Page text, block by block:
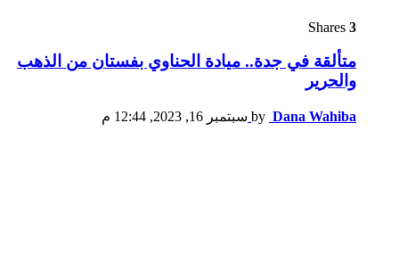
3
متألقة في جدة.. ميادة الحناوي بفستان من الذهب
والحرير
by Dana Wahiba سبتمبر 16, 2023, 12:44 م